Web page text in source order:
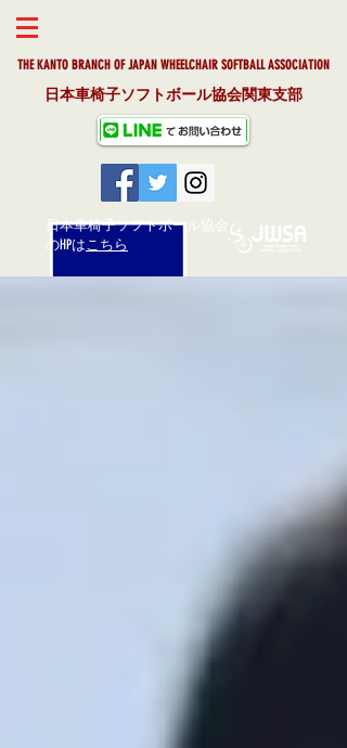
THE KANTO BRANCH OF JAPAN WHEELCHAIR SOFTBALL ASSOCIATION
日本車椅子ソフトボール協会関東支部
日本車椅子ソフトボール協会
​のHPはこちら